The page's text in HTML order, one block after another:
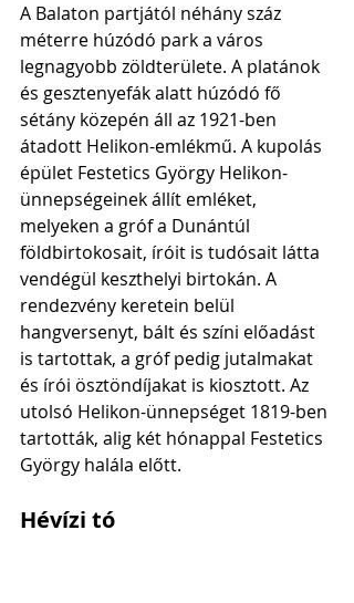
A Balaton partjától néhány száz
méterre húzódó park a város
legnagyobb zöldterülete. A platánok
és gesztenyefák alatt húzódó fő
sétány közepén áll az 1921-ben
átadott Helikon-emlékmű. A kupolás
épület Festetics György Helikon-
ünnepségeinek állít emléket,
melyeken a gróf a Dunántúl
földbirtokosait, íróit is tudósait látta
vendégül keszthelyi birtokán. A
rendezvény keretein belül
hangversenyt, bált és színi előadást
is tartottak, a gróf pedig jutalmakat
és írói ösztöndíjakat is kiosztott. Az
utolsó Helikon-ünnepséget 1819-ben
tartották, alig két hónappal Festetics
György halála előtt.
Hévízi tó